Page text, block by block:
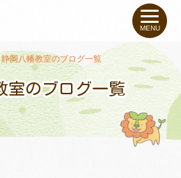
ま（０〜６才）
のお子さま
MENU
静岡八幡教室のブログ一覧
室のブログ一覧